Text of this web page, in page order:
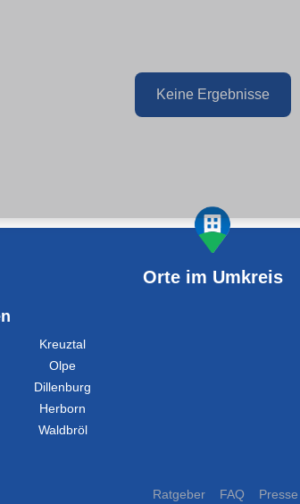
Keine Ergebnisse
Orte im Umkreis
Kreuztal
Olpe
Dillenburg
Herborn
Waldbröl
Ratgeber FAQ Presse